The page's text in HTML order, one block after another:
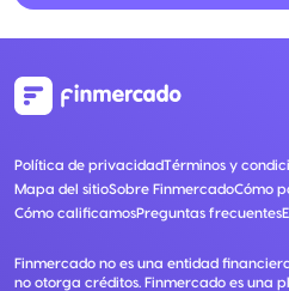
Política de privacidadTérminos y
Mapa del sitioSobre FinmercadoCómo
Cómo calificamosPreguntas frecuentes
Finmercado no es una entidad
no otorga créditos. Finmercado es una